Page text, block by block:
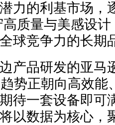
力的利基市场，
质量与美感设
球竞争力的长期
产品研发的亚马
势正朝向高效能
待一套设备即可
以数据为核心，